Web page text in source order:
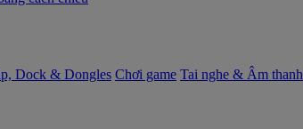
Dock & Dongles Chơi game Tai nghe & Âm thanh